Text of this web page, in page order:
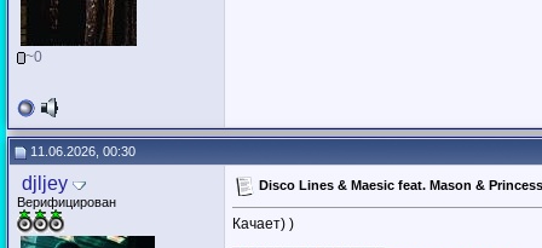
~0
11.06.2026, 00:30
djljey
Верифицирован
Disco Lines & Maesic feat. Mason &
Качает) )